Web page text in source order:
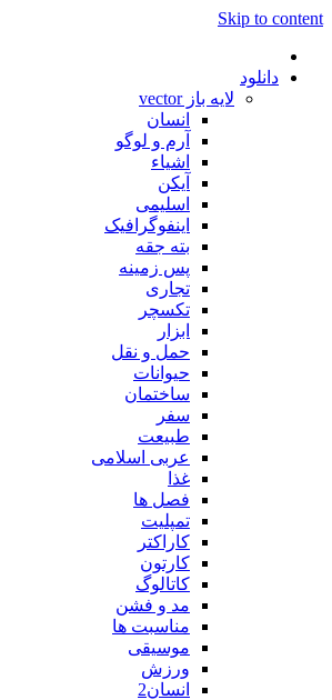
Skip to content
دانلود
لایه باز vector
انسان
آرم و لوگو
اشیاء
آیکن
اسلیمی
اینفوگرافیک
بته جقه
پس زمینه
تجاری
تکسچر
ابزار
حمل و نقل
حیوانات
ساختمان
سفر
طبیعت
عربی اسلامی
غذا
فصل ها
تمپلیت
کاراکتر
کارتون
کاتالوگ
مد و فشن
مناسبت ها
موسیقی
ورزش
انسان2